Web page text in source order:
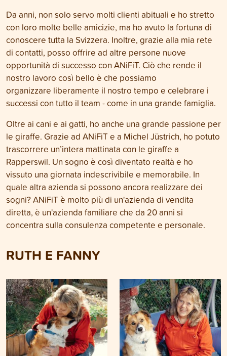
Da anni, non solo servo molti clienti abituali e ho stretto
con loro molte belle amicizie, ma ho avuto la fortuna di
conoscere tutta la Svizzera. Inoltre, grazie alla mia rete
di contatti, posso offrire ad altre persone nuove
opportunità di successo con ANiFiT. Ciò che rende il
nostro lavoro così bello è che possiamo
organizzare liberamente il nostro tempo e celebrare i
successi con tutto il team - come in una grande famiglia.
Oltre ai cani e ai gatti, ho anche una grande passione per
le giraffe. Grazie ad ANiFiT e a Michel Jüstrich, ho potuto
trascorrere un’intera mattinata con le giraffe a
Rapperswil. Un sogno è così diventato realtà e ho
vissuto una giornata indescrivibile e memorabile. In
quale altra azienda si possono ancora realizzare dei
sogni? ANiFiT è molto più di un'azienda di vendita
diretta, è un'azienda familiare che da 20 anni si
concentra sulla consulenza competente e personale.
RUTH E FANNY